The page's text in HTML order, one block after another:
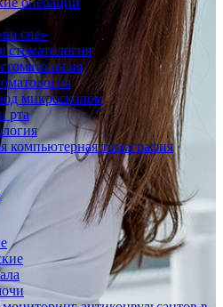
сне»
стоматология
микроскопом
рта
компьютерная томография